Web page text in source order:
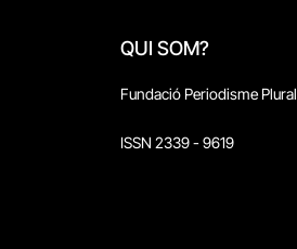
QUI SOM?
Fundació Periodisme Plural
ISSN 2339 - 9619